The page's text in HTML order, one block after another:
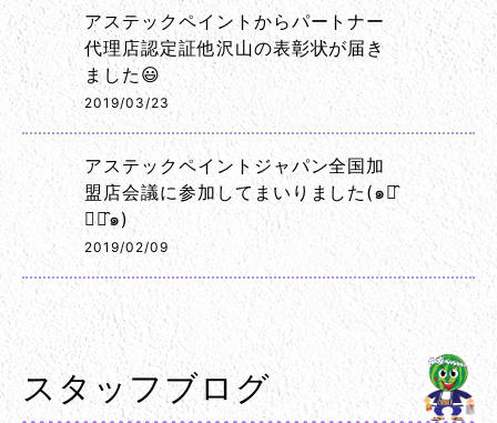
アステックペイントからパートナー
代理店認定証他沢山の表彰状が届き
ました😃
2019/03/23
アステックペイントジャパン全国加
盟店会議に参加してまいりました(๑･̑
◡･̑๑)
2019/02/09
スタッフブログ